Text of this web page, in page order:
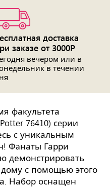
доставка
заказе от 3000Р
вечером или в
в течении
факультета
76410) сepии
c уникальным
Фaнаты Гарри
демонстрировать
с помощью этого
Набор оснащен